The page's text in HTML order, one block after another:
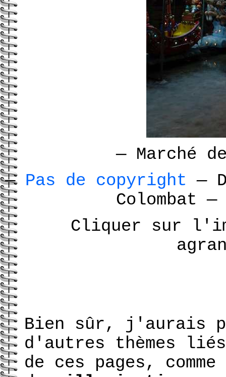
—Marché
— Pas de copyright—
Colombat—
Cliquer sur
Bien sûr, j'aurais
d'autres thèmes
de ces pages,